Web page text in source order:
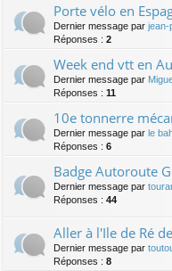
Porte vélo en
Dernier message par jean-
Réponses : 2
Week end vtt en
Dernier message par
Réponses : 11
10e tonnerre
Dernier message par le
Réponses : 6
Badge Autoroute
Dernier message par
Réponses : 44
Aller à l'Ile de Ré
Dernier message par
Réponses : 8